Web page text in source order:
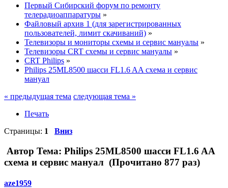
Первый Сибирский форум по ремонту
телерадиоаппаратуры »
Файловый архив 1 (для зарегистрированных
пользователей, лимит скачиваний) »
Телевизоры и мониторы схемы и сервис мануалы »
Телевизоры CRT схемы и сервис мануалы »
CRT Philips »
Philips 25ML8500 шасси FL1.6 AA схема и сервис
мануал
« предыдущая тема следующая тема »
Печать
Страницы: 1 Вниз
Автор Тема: Philips 25ML8500 шасси FL1.6 AA
схема и сервис мануал (Прочитано 877 раз)
aze1959